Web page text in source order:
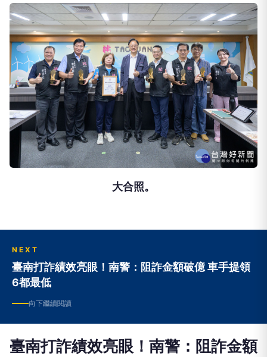
大合照。
NEXT
臺南打詐績效亮眼！南警：阻詐金額破億 車手提領
6都最低
向下繼續閱讀
臺南打詐績效亮眼！南警：阻詐金額